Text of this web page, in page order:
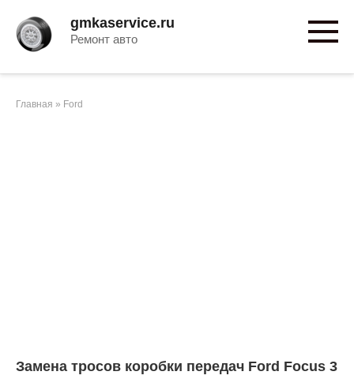
контенту
gmkaservice.ru
Ремонт авто
Главная » Ford
Замена тросов коробки передач Ford Focus 3